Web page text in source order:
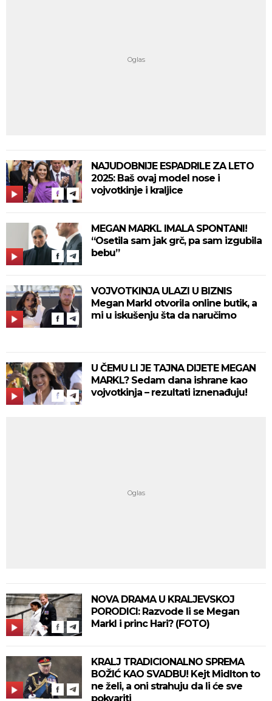
NAJUDOBNIJE ESPADRILE ZA LETO
2025: Baš ovaj model nose i
vojvotkinje i kraljice
MEGAN MARKL IMALA SPONTANI!
“Osetila sam jak grč, pa sam izgubila
bebu”
VOJVOTKINJA ULAZI U BIZNIS
Megan Markl otvorila online butik, a
mi u iskušenju šta da naručimo
U ČEMU LI JE TAJNA DIJETE MEGAN
MARKL? Sedam dana ishrane kao
vojvotkinja – rezultati iznenađuju!
NOVA DRAMA U KRALJEVSKOJ
PORODICI: Razvode li se Megan
Markl i princ Hari? (FOTO)
KRALJ TRADICIONALNO SPREMA
BOŽIĆ KAO SVADBU! Kejt Midlton to
ne želi, a oni strahuju da li će sve
pokvariti